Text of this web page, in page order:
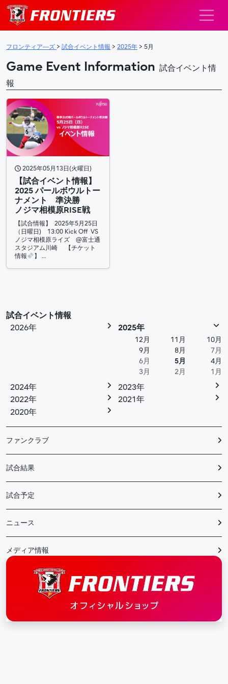
メインナビゲーション
フロンティア―ズ > 試合イベント情報 > 2025年 > 5月
Game Event Information 試合イベント情
報
2025年05月13日(火曜日)
【試合イベント情報】
2025 パールボウルトー
ナメント 準決勝
ノジマ相模原RISE戦
【試合情報】 2025年5月25日
（日曜日) 13:00 Kick Off VS
ノジマ相模原ライズ @富士通
スタジアム川崎 【チケット
情報
】 …
試合イベント情報
2026年
2025年
12月 11月
10月
9月
8月
7月
6月
5月
4月
3月
2月 1月
2024年
2023年
2022年
2021年
2020年
ファンクラブ
試合結果
試合予定
ニュース
メディア情報